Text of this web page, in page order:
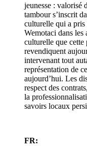
jeunesse : valorisé
tambour s’inscrit
culturelle qui a pris
Wemotaci dans les
culturelle que cette
revendiquent
intervenant tout
représentation de
aujourd’hui. Les
respect des
la
savoirs locaux
FR: